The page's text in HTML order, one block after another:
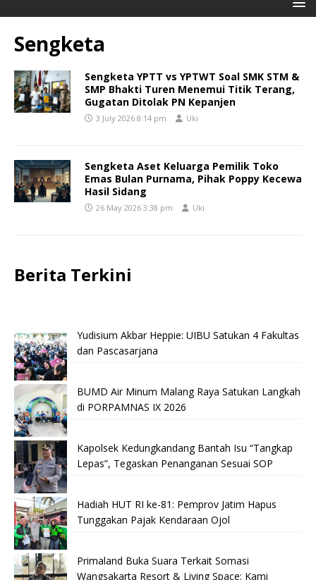
Sengketa
Sengketa YPTT vs YPTWT Soal SMK STM &
SMP Bhakti Turen Menemui Titik Terang,
Gugatan Ditolak PN Kepanjen
3 July 2026 8:14 pm Uki
Sengketa Aset Keluarga Pemilik Toko
Emas Bulan Purnama, Pihak Poppy Kecewa
Hasil Sidang
26 May 2026 3:38 pm Uki
Berita Terkini
Yudisium Akbar Heppie: UIBU Satukan 4 Fakultas
dan Pascasarjana
BUMD Air Minum Malang Raya Satukan Langkah
di PORPAMNAS IX 2026
Kapolsek Kedungkandang Bantah Isu “Tangkap
Lepas”, Tegaskan Penanganan Sesuai SOP
Hadiah HUT RI ke-81: Pemprov Jatim Hapus
Tunggakan Pajak Kendaraan Ojol
Primaland Buka Suara Terkait Somasi
Wangsakarta Resort & Living Space: Kami